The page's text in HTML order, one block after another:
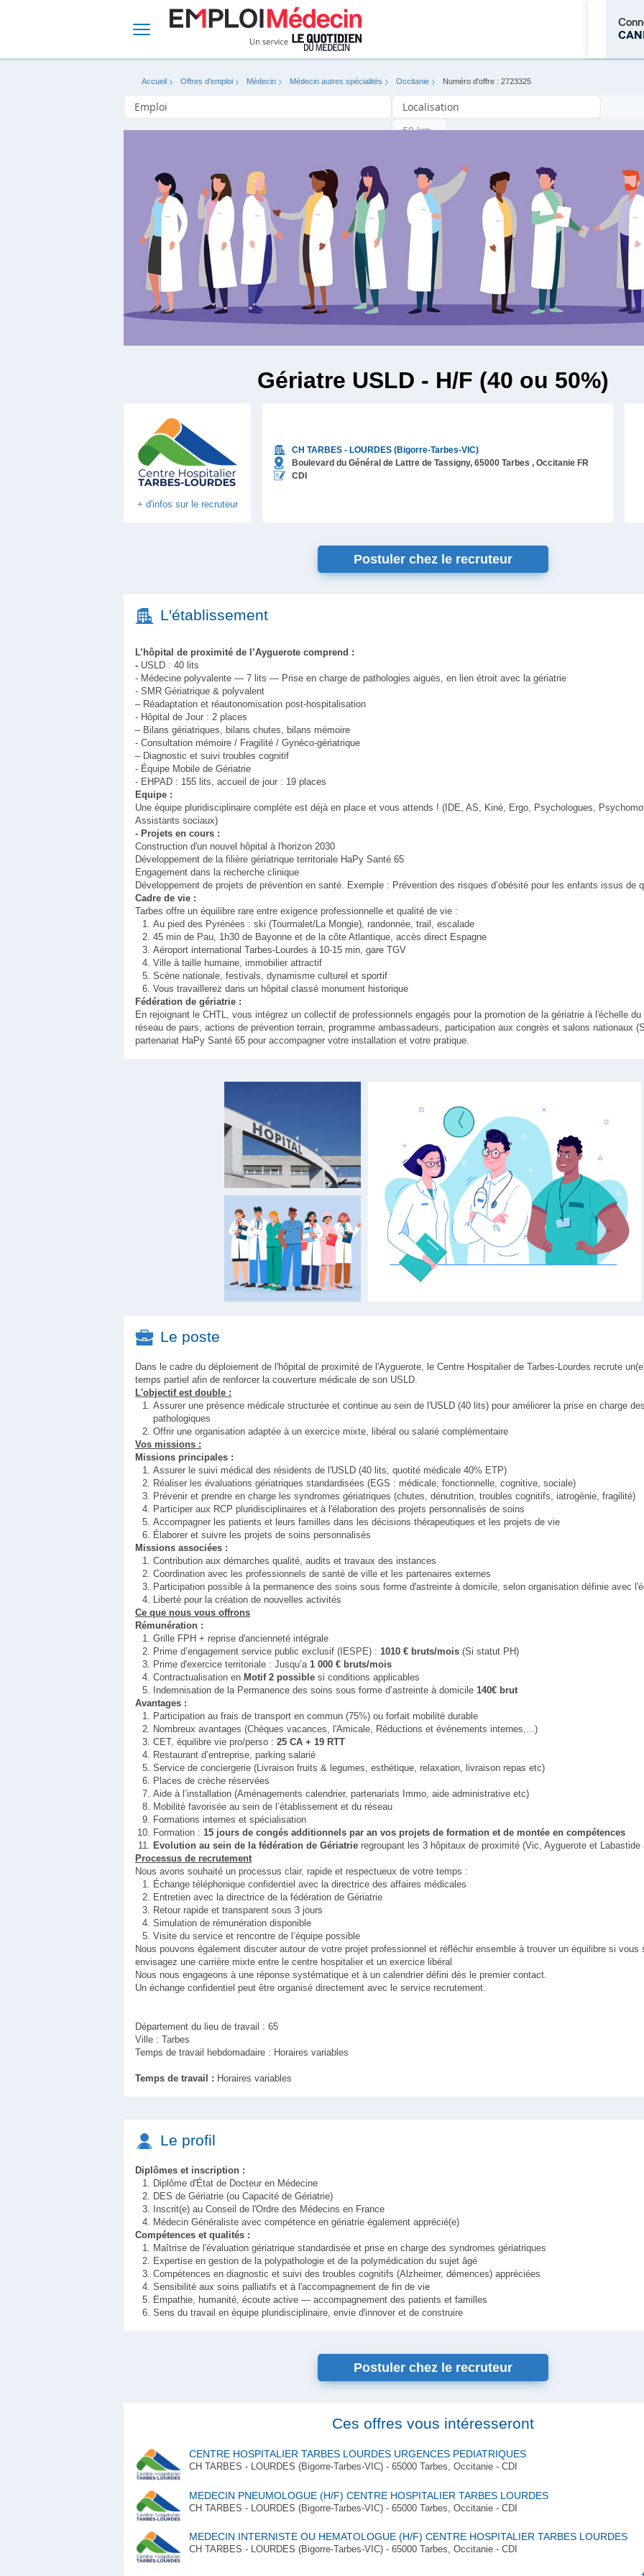
Accueil Offres d'emploi Médecin Médecin autres spécialités Occitanie Numéro d'offre : 2723325
Gériatre USLD - H/F (40 ou 50%)
+ d'infos sur le recruteur
CH TARBES - LOURDES (Bigorre-Tarbes-VIC)
Boulevard du Général de Lattre de Tassigny, 65000 Tarbes , Occitanie FR
CDI
Postuler chez le recruteur
L'établissement
L’hôpital de proximité de l’Ayguerote comprend :
- USLD : 40 lits
- Médecine polyvalente — 7 lits — Prise en charge de pathologies aiguës, en lien étroit avec la gériatrie
- SMR Gériatrique & polyvalent
– Réadaptation et réautonomisation post-hospitalisation
- Hôpital de Jour : 2 places
– Bilans gériatriques, bilans chutes, bilans mémoire
- Consultation mémoire / Fragilité / Gynéco-gériatrique
– Diagnostic et suivi troubles cognitif
- Équipe Mobile de Gériatrie
- EHPAD : 155 lits, accueil de jour : 19 places
Equipe :
Une équipe pluridisciplinaire complète est déjà en place et vous attends ! (IDE, AS, Kiné, Ergo, Psychologues,
Assistants sociaux)
- Projets en cours :
Construction d'un nouvel hôpital à l'horizon 2030
Développement de la filière gériatrique territoriale HaPy Santé 65
Engagement dans la recherche clinique
Développement de projets de prévention en santé. Exemple : Prévention des risques d’obésité pour les enfants issus de
Cadre de vie :
Tarbes offre un équilibre rare entre exigence professionnelle et qualité de vie :
Au pied des Pyrénées : ski (Tourmalet/La Mongie), randonnée, trail, escalade
45 min de Pau, 1h30 de Bayonne et de la côte Atlantique, accès direct Espagne
Aéroport international Tarbes-Lourdes à 10-15 min, gare TGV
Ville à taille humaine, immobilier attractif
Scène nationale, festivals, dynamisme culturel et sportif
Vous travaillerez dans un hôpital classé monument historique
Fédération de gériatrie :
En rejoignant le CHTL, vous intégrez un collectif de professionnels engagés pour la promotion de la gériatrie à l'échelle
réseau de pairs, actions de prévention terrain, programme ambassadeurs, participation aux congrès et salons nationaux
partenariat HaPy Santé 65 pour accompagner votre installation et votre pratique.
Le poste
Dans le cadre du déploiement de l'hôpital de proximité de l'Ayguerote, le Centre Hospitalier de Tarbes-Lourdes recrute
temps partiel afin de renforcer la couverture médicale de son USLD.
L'objectif est double :
Assurer une présence médicale structurée et continue au sein de l'USLD (40 lits) pour améliorer la prise en charge
pathologiques
Offrir une organisation adaptée à un exercice mixte, libéral ou salarié complémentaire
Vos missions :
Missions principales :
Assurer le suivi médical des résidents de l'USLD (40 lits, quotité médicale 40% ETP)
Réaliser les évaluations gériatriques standardisées (EGS : médicale, fonctionnelle, cognitive, sociale)
Prévenir et prendre en charge les syndromes gériatriques (chutes, dénutrition, troubles cognitifs, iatrogénie, fragilité)
Participer aux RCP pluridisciplinaires et à l'élaboration des projets personnalisés de soins
Accompagner les patients et leurs familles dans les décisions thérapeutiques et les projets de vie
Élaborer et suivre les projets de soins personnalisés
Missions associées :
Contribution aux démarches qualité, audits et travaux des instances
Coordination avec les professionnels de santé de ville et les partenaires externes
Participation possible à la permanence des soins sous forme d'astreinte à domicile, selon organisation définie avec
Liberté pour la création de nouvelles activités
Ce que nous vous offrons
Rémunération :
Grille FPH + reprise d'ancienneté intégrale
Prime d’engagement service public exclusif (IESPE) : 1010 € bruts/mois (Si statut PH)
Prime d'exercice territoriale : Jusqu’a 1 000 € bruts/mois
Contractualisation en Motif 2 possible si conditions applicables
Indemnisation de la Permanence des soins sous forme d’astreinte à domicile 140€ brut
Avantages :
Participation au frais de transport en commun (75%) ou forfait mobilité durable
Nombreux avantages (Chèques vacances, l'Amicale, Réductions et évènements internes,...)
CET, équilibre vie pro/perso : 25 CA + 19 RTT
Restaurant d’entreprise, parking salarié
Service de conciergerie (Livraison fruits & legumes, esthétique, relaxation, livraison repas etc)
Places de crèche réservées
Aide à l’installation (Aménagements calendrier, partenariats Immo, aide administrative etc)
Mobilité favorisée au sein de l’établissement et du réseau
Formations internes et spécialisation
Formation : 15 jours de congés additionnels par an vos projets de formation et de montée en compétences
Evolution au sein de la fédération de Gériatrie regroupant les 3 hôpitaux de proximité (Vic, Ayguerote et Labastide
Processus de recrutement
Nous avons souhaité un processus clair, rapide et respectueux de votre temps :
Échange téléphonique confidentiel avec la directrice des affaires médicales
Entretien avec la directrice de la fédération de Gériatrie
Retour rapide et transparent sous 3 jours
Simulation de rémunération disponible
Visite du service et rencontre de l’équipe possible
Nous pouvons également discuter autour de votre projet professionnel et réfléchir ensemble à trouver un équilibre si vous
envisagez une carrière mixte entre le centre hospitalier et un exercice libéral
Nous nous engageons à une réponse systématique et à un calendrier défini dès le premier contact.
Un échange confidentiel peut être organisé directement avec le service recrutement.
Département du lieu de travail : 65
Ville : Tarbes
Temps de travail hebdomadaire : Horaires variables
Temps de travail : Horaires variables
Le profil
Diplômes et inscription :
Diplôme d'État de Docteur en Médecine
DES de Gériatrie (ou Capacité de Gériatrie)
Inscrit(e) au Conseil de l'Ordre des Médecins en France
Médecin Généraliste avec compétence en gériatrie également apprécié(e)
Compétences et qualités :
Maîtrise de l'évaluation gériatrique standardisée et prise en charge des syndromes gériatriques
Expertise en gestion de la polypathologie et de la polymédication du sujet âgé
Compétences en diagnostic et suivi des troubles cognitifs (Alzheimer, démences) appréciées
Sensibilité aux soins palliatifs et à l'accompagnement de fin de vie
Empathie, humanité, écoute active — accompagnement des patients et familles
Sens du travail en équipe pluridisciplinaire, envie d'innover et de construire
Postuler chez le recruteur
Ces offres vous intéresseront
CENTRE HOSPITALIER TARBES LOURDES URGENCES PEDIATRIQUES
CH TARBES - LOURDES (Bigorre-Tarbes-VIC) - 65000 Tarbes, Occitanie - CDI
MEDECIN PNEUMOLOGUE (H/F) CENTRE HOSPITALIER TARBES LOURDES
CH TARBES - LOURDES (Bigorre-Tarbes-VIC) - 65000 Tarbes, Occitanie - CDI
MEDECIN INTERNISTE OU HEMATOLOGUE (H/F) CENTRE HOSPITALIER TARBES LOURDES
CH TARBES - LOURDES (Bigorre-Tarbes-VIC) - 65000 Tarbes, Occitanie - CDI